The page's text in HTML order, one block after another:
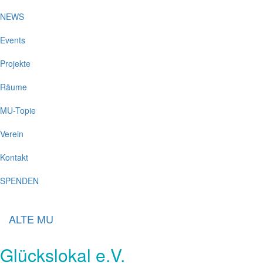
NEWS
Events
Projekte
Räume
MU-Topie
Verein
Kontakt
SPENDEN
ALTE MU
Glückslokal e.V.